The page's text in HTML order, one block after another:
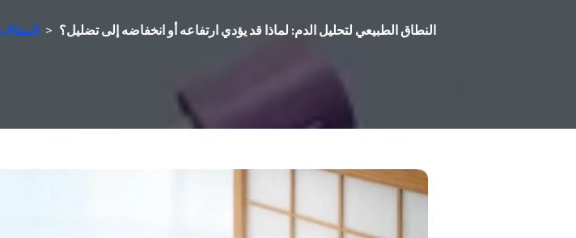
> النطاق الطبيعي لتحليل الدم: لماذا قد يؤدي ارتفاعه أو انخفاضه إلى تضليل؟